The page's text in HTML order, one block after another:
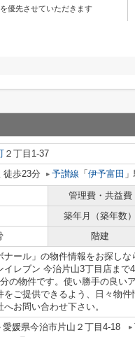
優先させていただきます
２丁目1-37
徒歩23分 予讃線 「 伊予富田
管理費・共益費
築年月（築年数）
階建
ナール」の物件情報をお探し
イレブン 今治片山3丁目店まで
の物件です。使い勝手の良い
をご提供できるよう、日々物
お問い合わせ下さい。
愛媛県今治市片山２丁目4-18